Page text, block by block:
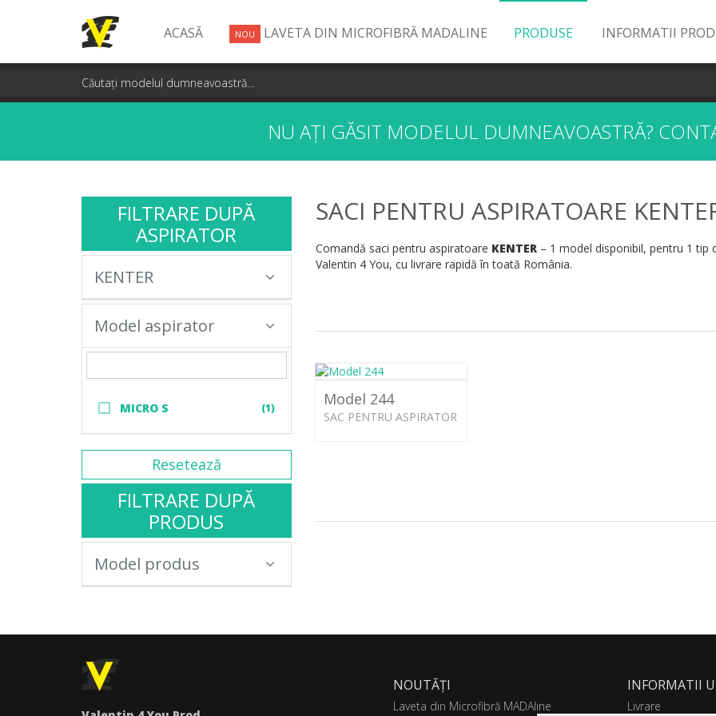
ACASĂ NOU LAVETA DIN MICROFIBRĂ MADALINE PRODUSE INFORMATII
NU AȚI GĂSIT MODELUL DUMNEAVOASTRĂ?
FILTRARE DUPĂ
ASPIRATOR
KENTER
Model aspirator
MICRO S (1)
Resetează
FILTRARE DUPĂ
PRODUS
Model produs
SACI PENTRU ASPIRATOARE
Comandă saci pentru aspiratoare KENTER– 1 model disponibil, pentru 1 tip
Valentin 4 You, cu livrare rapidă în toată România.
Model 244
SAC PENTRU ASPIRATOR
NOUTĂȚI
Laveta din Microfibră MADAline
INFORMATII
Livrare